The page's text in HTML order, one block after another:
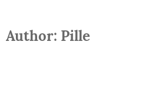
Author: Pille